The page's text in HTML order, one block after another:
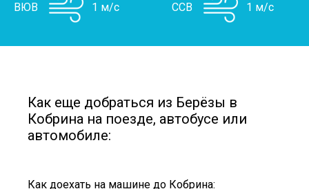
ВЮВ 1 м/с ССВ 1 м/с
Как еще добраться из Берёзы в
Кобрина на поезде, автобусе или
автомобиле:
Как доехать на машине до Кобрина: